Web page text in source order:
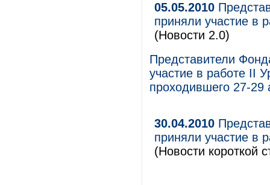
05.05.2010
приняли участие в
(Новости 2.0)
Представители
участие в работе II
проходившего 27-29
30.04.2010
приняли участие в
(Новости короткой